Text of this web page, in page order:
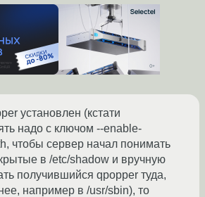
установлен (кстати
надо с ключом --enable-
чтобы сервер начал понимать
в /etc/shadow и вручную
получившийся qpopper туда,
например в /usr/sbin), то